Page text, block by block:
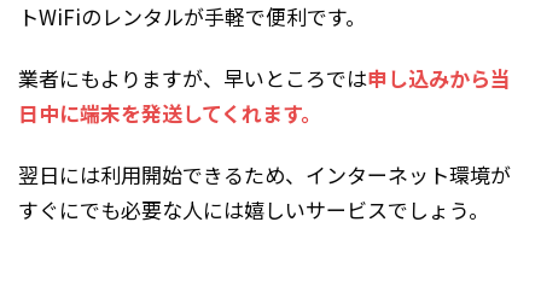
トWiFiのレンタルが手軽で便利です。
業者にもよりますが、早いところでは申し込みから当
日中に端末を発送してくれます。
翌日には利用開始できるため、インターネット環境が
すぐにでも必要な人には嬉しいサービスでしょう。